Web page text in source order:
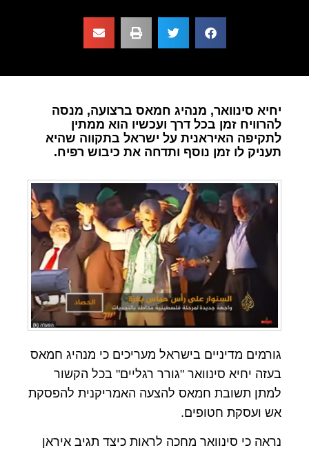
יחיא סינוואר, מנהיג חמאס ברצועה, מנסה
להרוויח זמן בכל דרך ועכשיו הוא ממתין
לתקיפה האיראנית על ישראל בתקווה שהיא
תעניק לו זמן נוסף ותדחה את כיבוש רפיח.
גורמים מדיניים בישראל מעריכים כי מנהיג חמאס
בעזה יחיא סינוואר "גורר רגליים" בכל הקשור
למתן תשובת חמאס להצעה האמריקנית להפסקת
אש ועסקת חטופים.
נראה כי סינוואר מחכה לראות כיצד תגיב איראן